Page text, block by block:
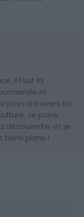
il faut la
et
pays à travers sa
Je puise
découverte, et je
bons plans !